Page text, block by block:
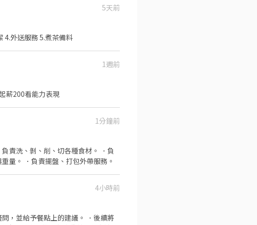
5天前
4.外送服務 5.煮茶備料
1週前
薪200看能力表現
1分鐘前
責洗、剝、削、切各種食材。 ．負
量。 ．負責擺盤、打包外帶服務。
4小時前
，並給予餐點上的建議。 ．後續將